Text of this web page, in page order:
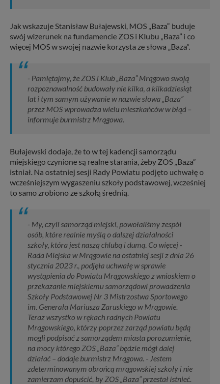
Jak wskazuje Stanisław Bułajewski, MOS „Baza” buduje
swój wizerunek na fundamencie ZOS i Klubu „Baza” i co
więcej MOS w swojej nazwie korzysta ze słowa „Baza”.
- Pamiętajmy, że ZOS i Klub „Baza” Mrągowo swoją
rozpoznawalność budowały nie kilka, a kilkadziesiąt
lat i tym samym używanie w nazwie słowa „Baza”
przez MOS wprowadza wielu mieszkańców w błąd –
informuje burmistrz Mrągowa.
Bułajewski dodaje, że to w tej kadencji samorządu
miejskiego czynione są realne starania, żeby ZOS „Baza”
istniał. Na ostatniej sesji Rady Powiatu podjęto uchwałę o
wcześniejszym wygaszeniu szkoły podstawowej, wcześniej
to samo zrobiono ze szkołą średnią.
- My, czyli samorząd miejski, powołaliśmy zespół
osób, które realnie myślą o dalszej działalności
szkoły, która jest naszą chlubą i dumą. Co więcej -
Rada Miejska w Mrągowie na ostatniej sesji z dnia 26
stycznia 2023 r., podjęła uchwałę w sprawie
wystąpienia do Powiatu Mrągowskiego z wnioskiem o
przekazanie miejskiemu samorządowi prowadzenia
Szkoły Podstawowej Nr 3 Mistrzostwa Sportowego
im. Generała Mariusza Zaruskiego w Mrągowie.
Teraz wszystko w rękach radnych Powiatu
Mrągowskiego, którzy poprzez zarząd powiatu będą
mogli podpisać z samorządem miasta porozumienie,
na mocy którego ZOS „Baza” będzie mógł dalej
działać – dodaje burmistrz Mrągowa. - Jestem
zdeterminowanym obrońcą mrągowskiej szkoły i nie
zamierzam dopuścić, by ZOS „Baza” przestał istnieć.